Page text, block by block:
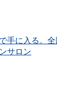
手に入る。
サロン